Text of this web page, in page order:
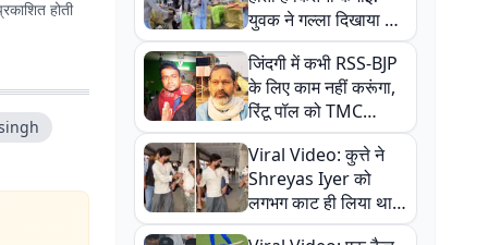
होती
युवक ने गल्ला दिखाया तो
नौकरी वालों के खड़े हो गए
कान
जिंदगी में कभी RSS-BJP
के लिए काम नहीं करूंगा,
रिंटू पॉल को TMC
ऑफिस में ले जाकर पीटा,
Video वायरल
Viral Video: कुत्ते ने
Shreyas Iyer को
लगभग काट ही लिया था,
न्यूजीलैंड सीरीज से पहले